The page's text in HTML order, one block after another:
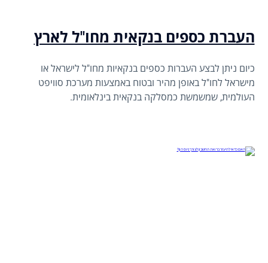
העברת כספים בנקאית מחו"ל לארץ
כיום ניתן לבצע העברות כספים בנקאיות מחו"ל לישראל או
מישראל לחו"ל באופן מהיר ובטוח באמצעות מערכת סוויפט
העולמית, שמשמשת כמסלקה בנקאית בינלאומית.